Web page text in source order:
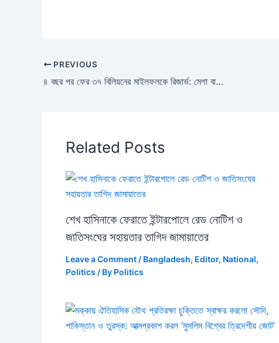
PREVIOUS
৪ বছর পর ফের ৩৭ বিলিয়নের মাইলফলকে রিজার্ভ: মেগা বাজেট পাসের আগেই দেশের অর্থনীতিতে বড় সুসংবাদ
Related Posts
শেখ হাসিনাকে ফেরাতে ইন্টারপোলে রেড নোটিশ ও
জাতিসংঘের সহায়তার তাগিদ জামায়াতের
Leave a Comment / Bangladesh, Editor, National,
Politics / By Politics